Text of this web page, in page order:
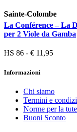
Sainte-Colombe
La Conférence – La
per 2 Viole da Gamba
HS 86 - € 11,95
Informazioni
Chi siamo
Termini e
Norme per la
Buoni Sconto